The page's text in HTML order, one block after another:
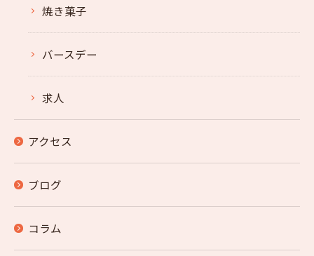
焼き菓子
バースデー
求人
アクセス
ブログ
コラム